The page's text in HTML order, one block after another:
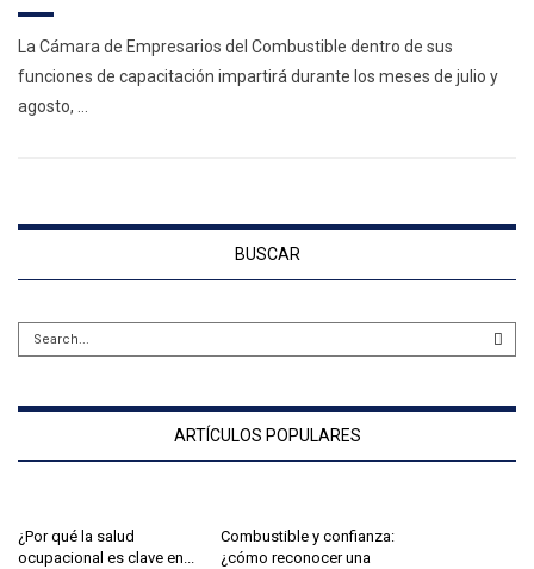
La Cámara de Empresarios del Combustible dentro de sus
funciones de capacitación impartirá durante los meses de julio y
agosto, …
BUSCAR
ARTÍCULOS POPULARES
¿Por qué la salud
ocupacional es clave en...
Combustible y confianza:
¿cómo reconocer una